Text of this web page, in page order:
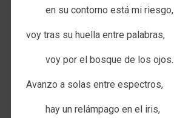
en su contorno está mi riesgo,
voy tras su huella entre palabras,
voy por el bosque de los ojos.
Avanzo a solas entre espectros,
hay un relámpago en el iris,